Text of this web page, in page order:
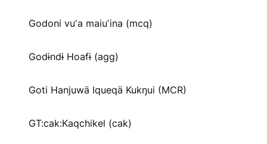
Godoni vuʼa maiuʼina (mcq)
Godɨndɨ Hoafɨ (agg)
Goti Hanjuwä Iqueqä Kukŋui (MCR)
GT:cak:Kaqchikel (cak)